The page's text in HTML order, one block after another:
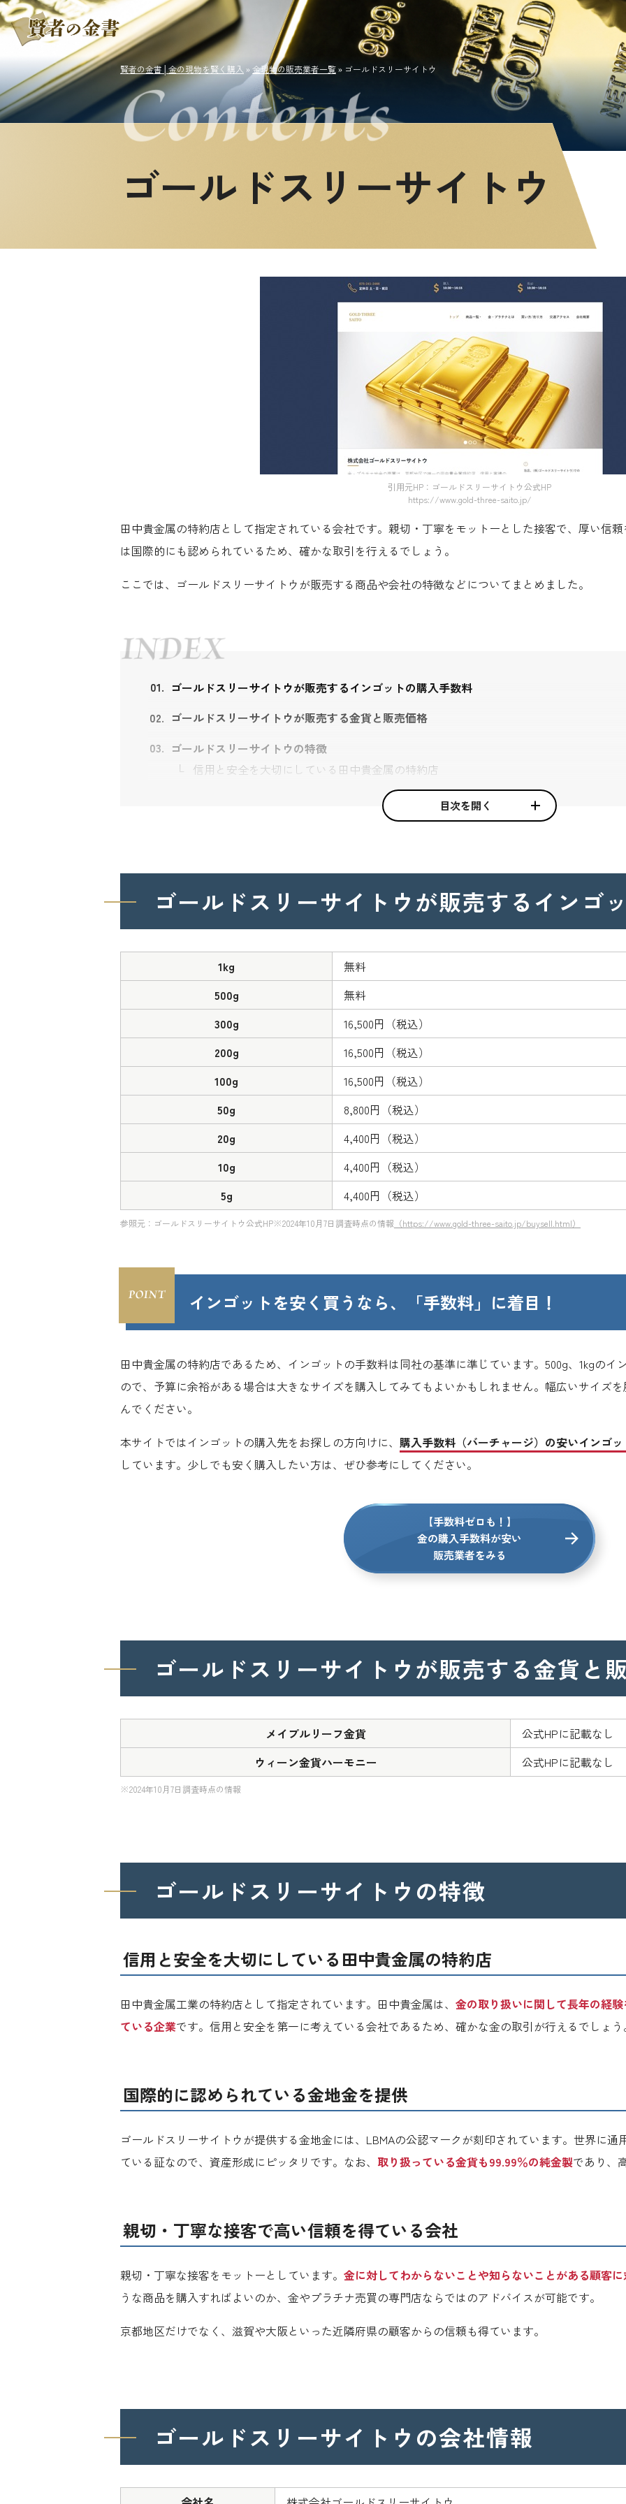
賢者の金書│金の現物を賢く購入 » 金現物の販売業者一覧» ゴールドスリーサイトウ
ゴールドスリーサイトウ
引用元HP：ゴールドスリーサイトウ公式HP
https://www.gold-three-saito.jp/
田中貴金属の特約店として指定されている会社です。親切・丁寧をモットーとした接客で、厚い信
は国際的にも認められているため、確かな取引を行えるでしょう。
ここでは、ゴールドスリーサイトウが販売する商品や会社の特徴などについてまとめました。
ゴールドスリーサイトウが販売するインゴットの購入手数料
ゴールドスリーサイトウが販売する金貨と販売価格
ゴールドスリーサイトウの特徴
信用と安全を大切にしている田中貴金属の特約店
親切・丁寧な接客で高い信頼を得ている会社
目次を開く
ゴールドスリーサイトウが販売するインゴ
1kg
無料
500g
無料
300g
16,500円（税込）
200g
16,500円（税込）
100g
16,500円（税込）
50g
8,800円（税込）
20g
4,400円（税込）
10g
4,400円（税込）
5g
4,400円（税込）
参照元：ゴールドスリーサイトウ公式HP※2024年10月7日調査時点の情報 （https://www.gold-three-saito.jp/buysell.html）
インゴットを安く買うなら、 「手数料」に着目！
田中貴金属の特約店であるため、インゴットの手数料は同社の基準に準じています。500g、1kgの
ので、予算に余裕がある場合は大きなサイズを購入してみてもよいかもしれません。幅広いサイズ
んでください。
本サイトではインゴットの購入先をお探しの方向けに、 購入手数料（バーチャージ）の安いインゴ
しています。少しでも安く購入したい方は、ぜひ参考にしてください。
【手数料ゼロも！】
金の購入手数料が安い
販売業者をみる
ゴールドスリーサイトウが販売する金貨と
メイプルリーフ金貨
公式HPに記載なし
ウィーン金貨ハーモニー
公式HPに記載なし
※2024年10月7日調査時点の情報
ゴールドスリーサイトウの特徴
信用と安全を大切にしている 田中貴金属の特約店
田中貴金属工業の特約店として指定されています。田中貴金属は、 金の取り扱いに関して長年の経
ている企業です。信用と安全を第一に考えている会社であるため、確かな金の取引が行えるでしょ
国際的に認められている金地金を提供
ゴールドスリーサイトウが提供する金地金には、LBMAの公認マークが刻印されています。世界に
ている証なので、資産形成にピッタリです。なお、 取り扱っている金貨も99.99％の純金製であり、
親切・丁寧な接客で高い信頼を得ている会社
親切・丁寧な接客をモットーとしています。 金に対してわからないことや知らないことがある顧客
うな商品を購入すればよいのか、金やプラチナ売買の専門店ならではのアドバイスが可能です。
京都地区だけでなく、滋賀や大阪といった近隣府県の顧客からの信頼も得ています。
ゴールドスリーサイトウの会社情報